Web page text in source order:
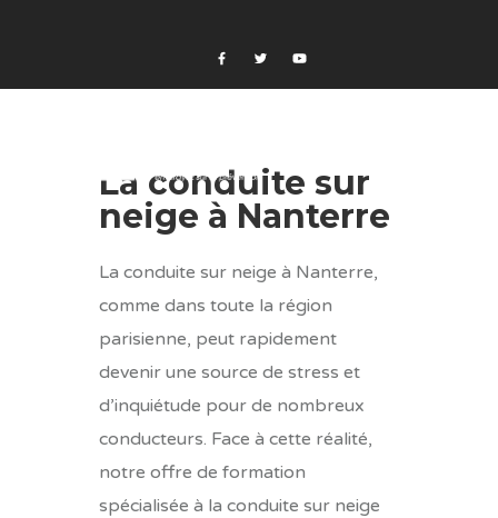
La conduite sur
neige à Nanterre
La conduite sur neige à Nanterre,
comme dans toute la région
parisienne, peut rapidement
devenir une source de stress et
d’inquiétude pour de nombreux
conducteurs. Face à cette réalité,
notre offre de formation
spécialisée à la conduite sur neige